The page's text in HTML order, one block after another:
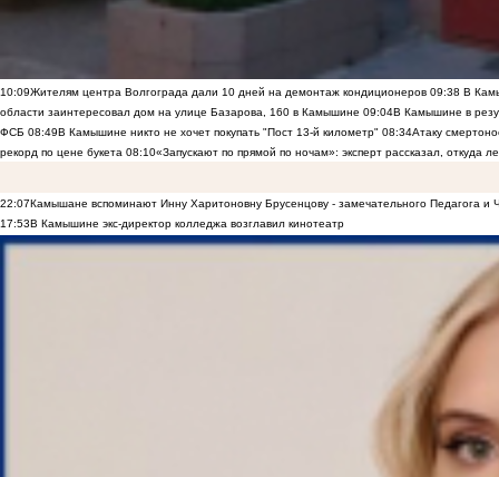
10:09Жителям центра Волгограда дали 10 дней на демонтаж кондиционеров 09:38 В
области заинтересовал дом на улице Базарова, 160 в Камышине 09:04В Камышине в
ФСБ 08:49В Камышине никто не хочет покупать "Пост 13-й километр" 08:34Атаку
рекорд по цене букета 08:10«Запускают по прямой по ночам»: эксперт рассказал, откуда
22:07Камышане вспоминают Инну Харитоновну Брусенцову - замечательного Педагога и
17:53В Камышине экс-директор колледжа возглавил кинотеатр